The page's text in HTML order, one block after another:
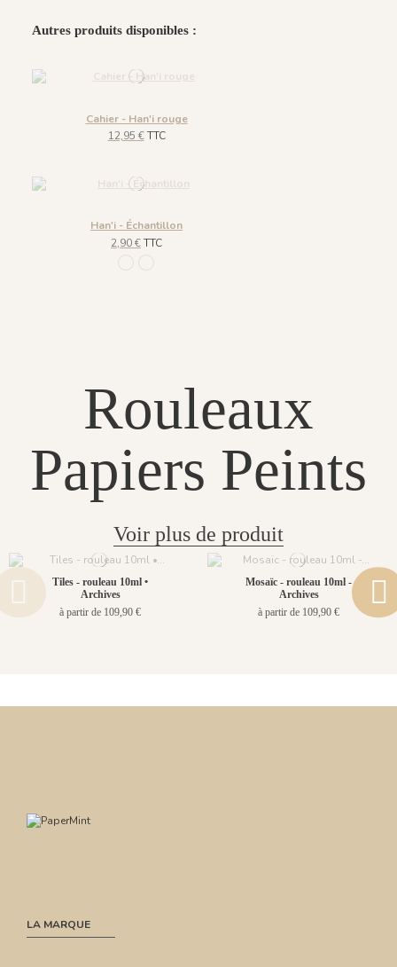
Autres produits disponibles :
Cahier - Han'i rouge
12,95 €TTC
Han'i - Échantillon
2,90 €TTC
Rouleaux
Papiers Peints
Voir plus de produit
Tiles - rouleau 10ml •
Archives
à partir de 109,90 €
Mosaïc - rouleau 10ml -
Archives
à partir de 109,90 €
LA MARQUE